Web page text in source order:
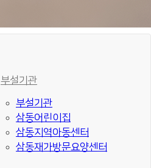
부설기관
부설기관
삼동어린이집
삼동지역아동센터
삼동재가방문요양센터